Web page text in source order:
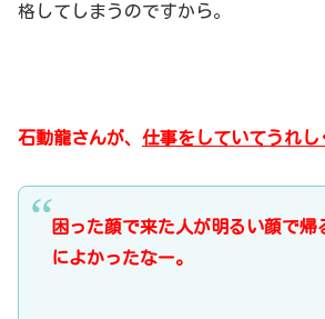
格してしまうのですから。
石動龍さんが、 仕事をしていてうれし
困った顔で来た人が明るい顔で帰
によかったなー。